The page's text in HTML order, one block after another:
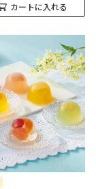
カートに入れる